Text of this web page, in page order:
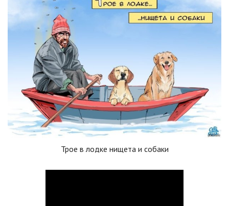
Трое в лодке нищета и собаки